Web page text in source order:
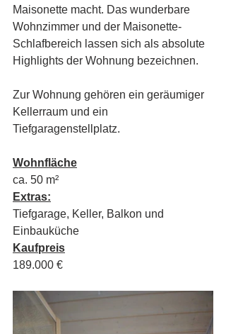
Maisonette macht. Das wunderbare
Wohnzimmer und der Maisonette-
Schlafbereich lassen sich als absolute
Highlights der Wohnung bezeichnen.
Zur Wohnung gehören ein geräumiger
Kellerraum und ein
Tiefgaragenstellplatz.
Wohnfläche
ca. 50 m²
Extras:
Tiefgarage, Keller, Balkon und
Einbauküche
Kaufpreis
189.000 €